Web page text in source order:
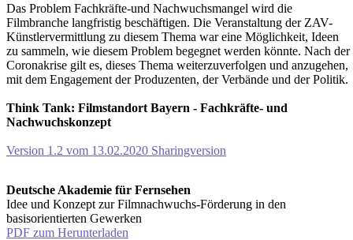
Das Problem Fachkräfte-und Nachwuchsmangel wird die
Filmbranche langfristig beschäftigen. Die Veranstaltung der ZAV-
Künstlervermittlung zu diesem Thema war eine Möglichkeit, Ideen
zu sammeln, wie diesem Problem begegnet werden könnte. Nach der
Coronakrise gilt es, dieses Thema weiterzuverfolgen und anzugehen,
mit dem Engagement der Produzenten, der Verbände und der Politik.
Think Tank: Filmstandort Bayern - Fachkräfte- und
Nachwuchskonzept
Version 1.2 vom 13.02.2020 Sharingversion
Deutsche Akademie für Fernsehen
Idee und Konzept zur Filmnachwuchs-Förderung in den
basisorientierten Gewerken
PDF zum Herunterladen